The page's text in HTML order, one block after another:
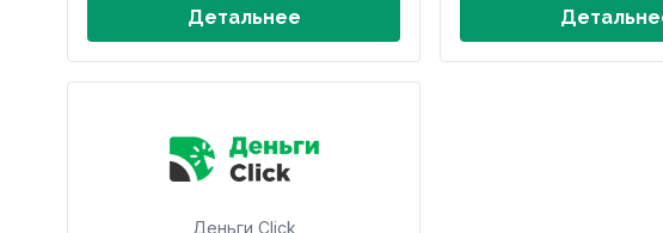
Детальнее
Деньги Сlick